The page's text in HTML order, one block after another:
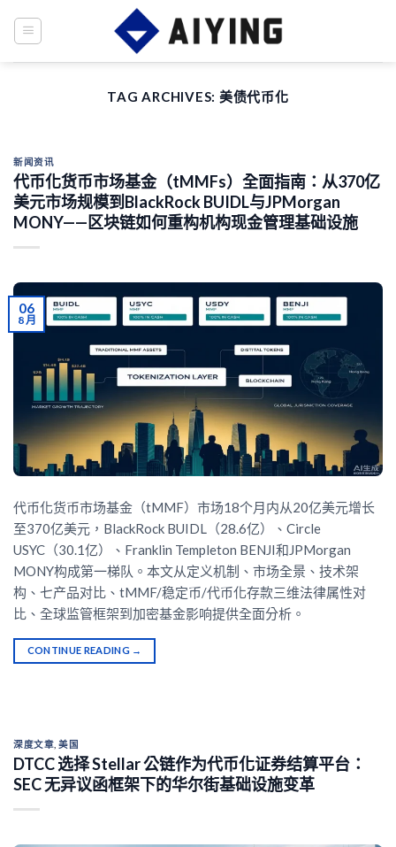
TAG ARCHIVES: 美债代币化
新闻资讯
代币化货币市场基金（tMMFs）全面指南：从370亿
美元市场规模到BlackRock BUIDL与JPMorgan
MONY——区块链如何重构机构现金管理基础设施
06
8 月
代币化货币市场基金（tMMF）市场18个月内从20亿美元增长
至370亿美元，BlackRock BUIDL（28.6亿）、Circle
USYC（30.1亿）、Franklin Templeton BENJI和JPMorgan
MONY构成第一梯队。本文从定义机制、市场全景、技术架
构、七产品对比、tMMF/稳定币/代币化存款三维法律属性对
比、全球监管框架到加密基金影响提供全面分析。
CONTINUE READING →
深度文章 ,美国
DTCC 选择 Stellar 公链作为代币化证券结算平台：
SEC 无异议函框架下的华尔街基础设施变革